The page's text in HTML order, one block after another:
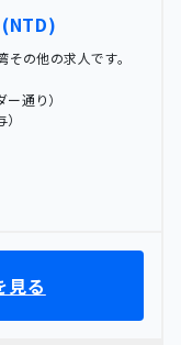
の他の求人です。
通り）
見る